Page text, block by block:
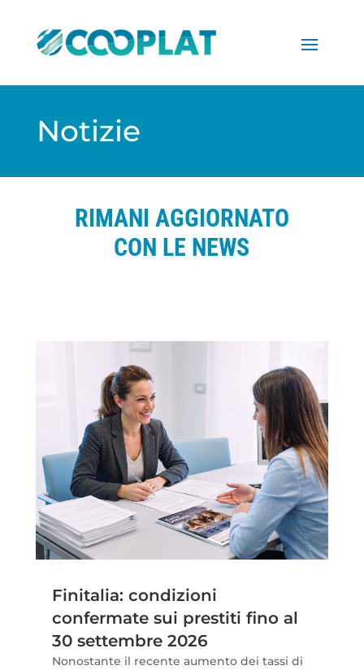
Notizie
RIMANI AGGIORNATO
CON LE NEWS
Finitalia: condizioni
confermate sui prestiti fino al
30 settembre 2026
Nonostante il recente aumento dei tassi di